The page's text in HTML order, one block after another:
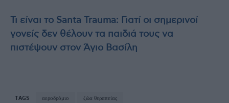
Τι είναι το Santa Trauma: Γιατί οι σημερινοί
γονείς δεν θέλουν τα παιδιά τους να
πιστέψουν στον Άγιο Βασίλη
TAGS αεροδρόμιο ζώα θεραπείας